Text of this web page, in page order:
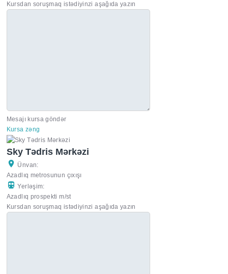
Kursdan soruşmaq istədiyinzi aşağıda yazın
Mesajı kursa göndər
Kursa zəng
Sky Tədris Mərkəzi
Ünvan:
Azadlıq metrosunun çıxışı
Yerləşim:
Azadlıq prospekti m/st
Kursdan soruşmaq istədiyinzi aşağıda yazın